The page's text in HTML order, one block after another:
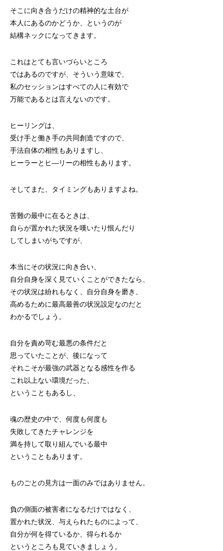
そこに向き合うだけの精神的な土台が
本人にあるのかどうか、というのが
結構ネックになってきます。
これはとても言いづらいところ
ではあるのですが、そういう意味で、
私のセッションはすべての人に有効で
万能であるとは言えないのです。
ヒーリングは、
受け手と働き手の共同創造ですので、
手法自体の相性もありますし、
ヒーラーとヒ―リーの相性もあります。
そしてまた、タイミングもありますよね。
苦難の最中に在るときは、
自らが置かれた状況を嘆いたり恨んだり
してしまいがちですが、
本当にその状況に向き合い、
自分自身を深く見ていくことができたなら、
その状況は紛れもなく、自分自身を磨き、
高めるために最高最善の状況設定なのだと
わかるでしょう。
自分を責め苛む最悪の条件だと
思っていたことが、後になって
それこそが最強の武器となる感性を作る
これ以上ない環境だった、
ということもあるし、
魂の歴史の中で、何度も何度も
失敗してきたチャレンジを
満を持して取り組んでいる最中
ということもあります。
ものごとの見方は一面のみではありません。
負の側面の被害者になるだけではなく、
置かれた状況、与えられたものによって、
自分が何を得ているか、得られるか
というところも見ていきましょう。